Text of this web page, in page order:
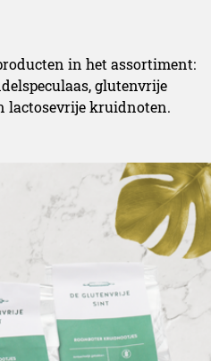
in het assortiment:
glutenvrije
lactosevrije kruidnoten.